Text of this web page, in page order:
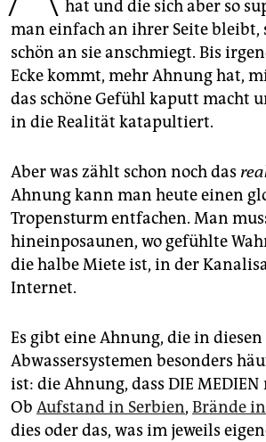
hat und die sich aber so
man einfach an ihrer Seite bleibt,
schön an sie anschmiegt. Bis
Ecke kommt, mehr Ahnung hat,
das schöne Gefühl kaputt macht
in die Realität katapultiert.
Aber was zählt schon noch das
Ahnung kann man heute einen
Tropensturm entfachen. Man
hineinposaunen, wo gefühlte
die halbe Miete ist, in der
Internet.
Es gibt eine Ahnung, die in
Abwassersystemen besonders
ist: die Ahnung, dass DIE
Ob Aufstand in Serbien, Brände
dies oder das, was im jeweils